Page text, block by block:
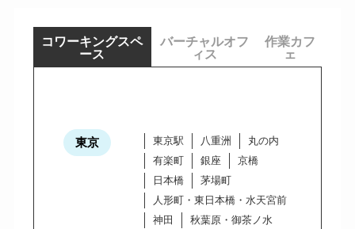
コワーキングスペ
ース
バーチャルオフ
ィス
作業カフ
ェ
東京 東京駅 八重洲
丸の内
有楽町
銀座
京橋
日本橋
茅場町
人形町・東日本橋・水天宮前
神田
秋葉原・御茶ノ水